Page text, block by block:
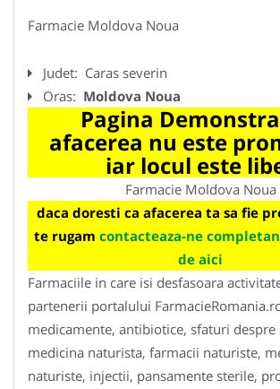
Farmacie Moldova Noua
Judet: Caras severin
Oras: Moldova Noua
Pagina
afacerea nu este
iar locul este
Farmacie Moldova Noua
daca doresti ca afacerea ta sa fie
te rugam contacteaza-ne
de aici
Farmaciile in care isi desfasoara
partenerii portalului
medicamente, antibiotice, sfaturi despre
medicina naturista, farmacii naturiste,
naturiste, injectii, pansamente sterile,